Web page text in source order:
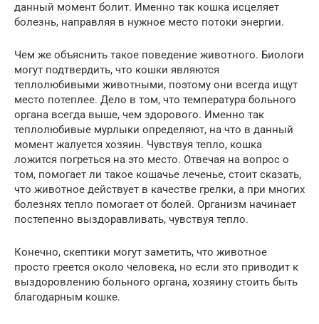
данный момент болит. Именно так кошка исцеляет
болезнь, направляя в нужное место потоки энергии.
Чем же объяснить такое поведение животного. Биологи
могут подтвердить, что кошки являются
теплолюбивыми животными, поэтому они всегда ищут
место потеплее. Дело в том, что температура больного
органа всегда выше, чем здорового. Именно так
теплолюбивые мурлыки определяют, на что в данный
момент жалуется хозяин. Чувствуя тепло, кошка
ложится погреться на это место. Отвечая на вопрос о
том, помогает ли такое кошачье леченье, стоит сказать,
что животное действует в качестве грелки, а при многих
болезнях тепло помогает от болей. Организм начинает
постепенно выздоравливать, чувствуя тепло.
Конечно, скептики могут заметить, что животное
просто греется около человека, но если это приводит к
выздоровлению больного органа, хозяину стоить быть
благодарным кошке.